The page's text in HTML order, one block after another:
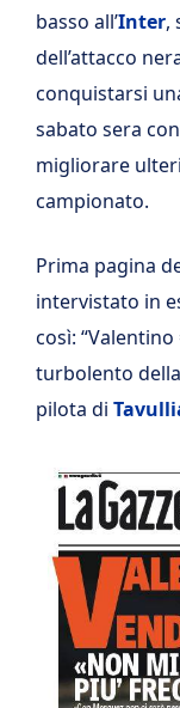
basso all’Inter,
dell’attacco
conquistarsi
sabato sera
migliorare
campionato.
Prima pagina
intervistato in
così:
turbolento
pilota di